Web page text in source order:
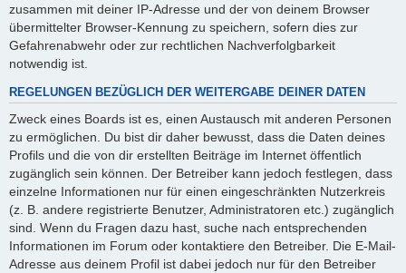
zusammen mit deiner IP-Adresse und der von deinem Browser
übermittelter Browser-Kennung zu speichern, sofern dies zur
Gefahrenabwehr oder zur rechtlichen Nachverfolgbarkeit
notwendig ist.
REGELUNGEN BEZÜGLICH DER WEITERGABE DEINER DATEN
Zweck eines Boards ist es, einen Austausch mit anderen Personen
zu ermöglichen. Du bist dir daher bewusst, dass die Daten deines
Profils und die von dir erstellten Beiträge im Internet öffentlich
zugänglich sein können. Der Betreiber kann jedoch festlegen, dass
einzelne Informationen nur für einen eingeschränkten Nutzerkreis
(z. B. andere registrierte Benutzer, Administratoren etc.) zugänglich
sind. Wenn du Fragen dazu hast, suche nach entsprechenden
Informationen im Forum oder kontaktiere den Betreiber. Die E-Mail-
Adresse aus deinem Profil ist dabei jedoch nur für den Betreiber